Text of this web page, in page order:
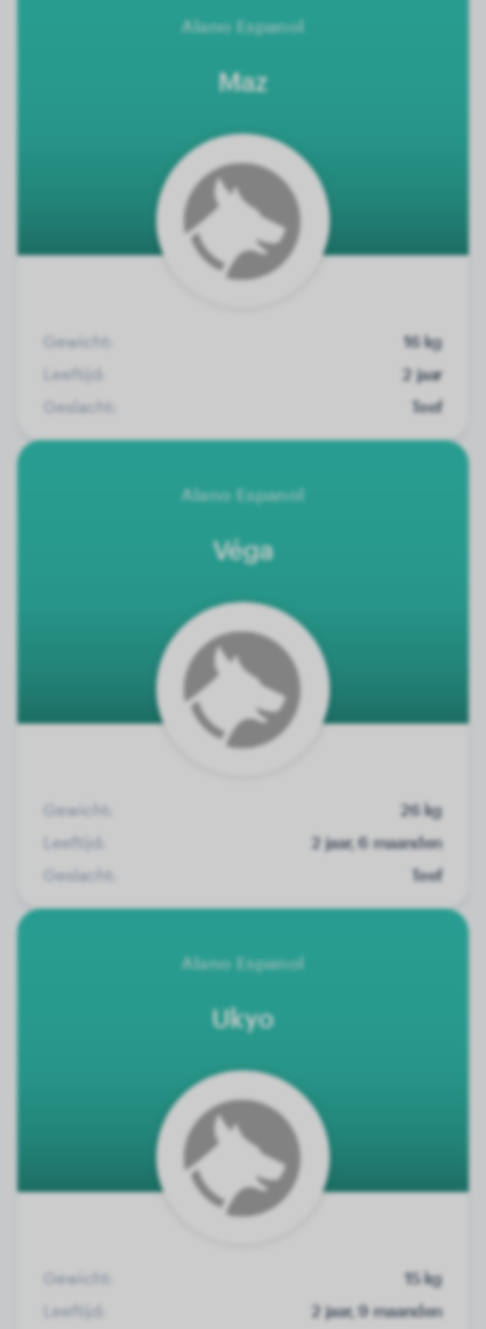
Alano Espanol
Maz
Gewicht:
16 kg
Leeftijd:
2 jaar
Geslacht:
Teef
Alano Espanol
Véga
Gewicht:
26 kg
Leeftijd:
2 jaar, 6 maanden
Geslacht:
Teef
Alano Espanol
Ukyo
Gewicht:
15 kg
Leeftijd:
2 jaar, 9 maanden